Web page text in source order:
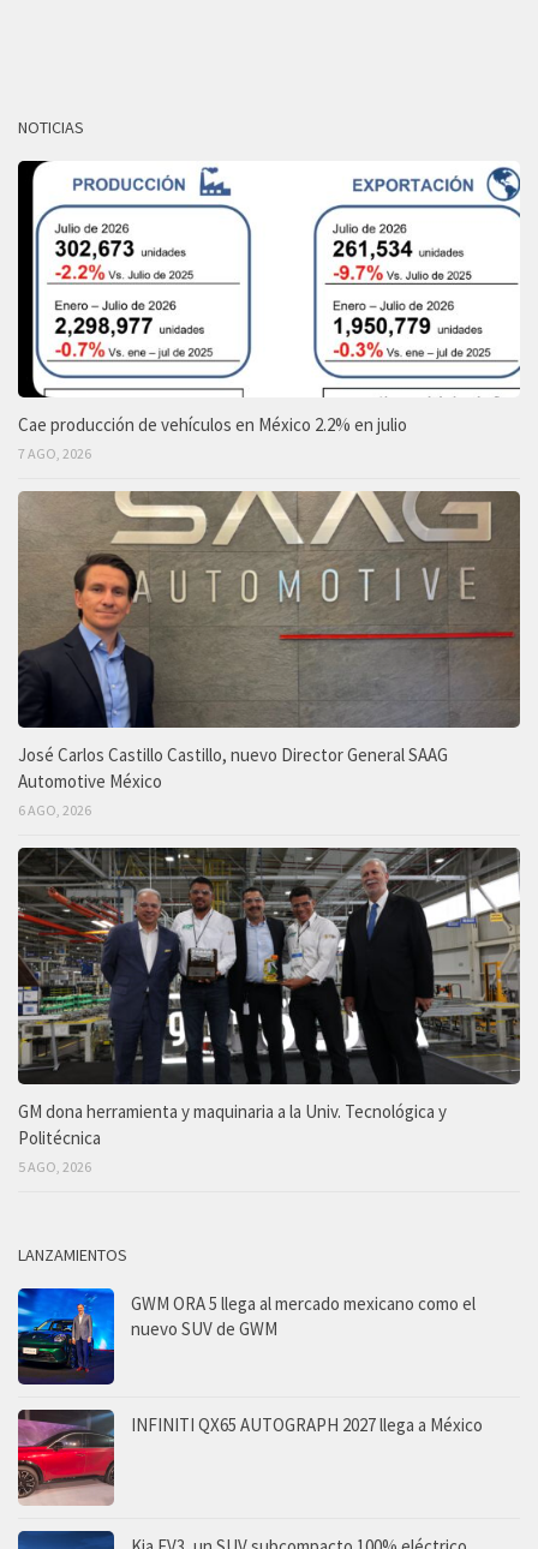
NOTICIAS
Cae producción de vehículos en México 2.2% en julio
7 AGO, 2026
José Carlos Castillo Castillo, nuevo Director General SAAG
Automotive México
6 AGO, 2026
GM dona herramienta y maquinaria a la Univ. Tecnológica y
Politécnica
5 AGO, 2026
LANZAMIENTOS
GWM ORA 5 llega al mercado mexicano como el
nuevo SUV de GWM
INFINITI QX65 AUTOGRAPH 2027 llega a México